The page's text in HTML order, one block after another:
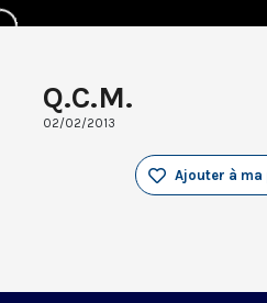
Q.C.M.
02/02/2013
Ajouter à